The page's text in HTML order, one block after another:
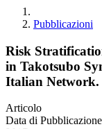
Pubblicazioni
Risk
in Takotsubo
Italian Network.
Articolo
Data di